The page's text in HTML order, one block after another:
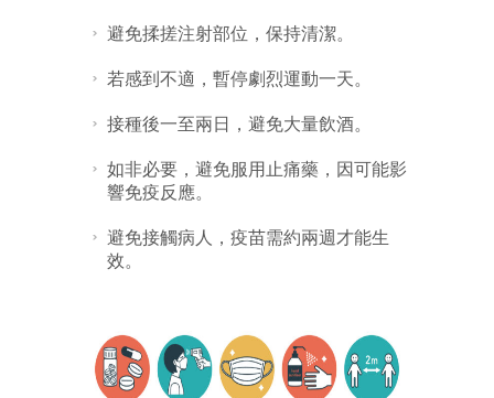
避免揉搓注射部位，保持清潔。
若感到不適，暫停劇烈運動一天。
接種後一至兩日，避免大量飲酒。
如非必要，避免服用止痛藥，因可能影
響免疫反應。
避免接觸病人，疫苗需約兩週才能生
效。